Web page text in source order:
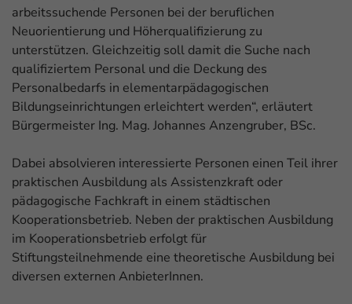
arbeitssuchende Personen bei der beruflichen
Neuorientierung und Höherqualifizierung zu
unterstützen. Gleichzeitig soll damit die Suche nach
qualifiziertem Personal und die Deckung des
Personalbedarfs in elementarpädagogischen
Bildungseinrichtungen erleichtert werden“, erläutert
Bürgermeister Ing. Mag. Johannes Anzengruber, BSc.
Dabei absolvieren interessierte Personen einen Teil ihrer
praktischen Ausbildung als Assistenzkraft oder
pädagogische Fachkraft in einem städtischen
Kooperationsbetrieb. Neben der praktischen Ausbildung
im Kooperationsbetrieb erfolgt für
Stiftungsteilnehmende eine theoretische Ausbildung bei
diversen externen AnbieterInnen.